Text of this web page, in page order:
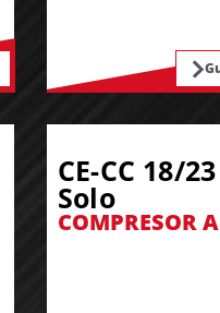
CE-CC 18/
Solo
COMPRESOR